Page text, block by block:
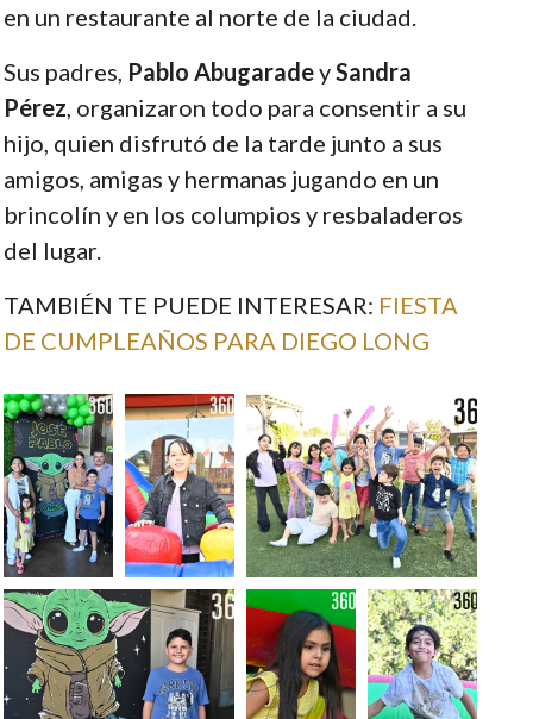
en un restaurante al norte de la ciudad.
Sus padres, Pablo AbugaradeySandra
Pérez, organizaron todo para consentir a su
hijo, quien disfrutó de la tarde junto a sus
amigos, amigas y hermanas jugando en un
brincolín y en los columpios y resbaladeros
del lugar.
TAMBIÉN TE PUEDE INTERESAR: FIESTA
DE CUMPLEAÑOS PARA DIEGO LONG